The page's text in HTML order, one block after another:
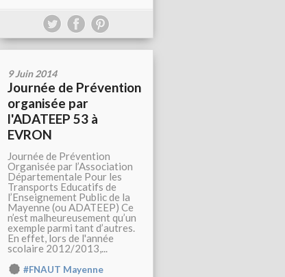
9 Juin 2014
Journée de Prévention
organisée par
l'ADATEEP 53 à
EVRON
Journée de Prévention
Organisée par l’Association
Départementale Pour les
Transports Educatifs de
l’Enseignement Public de la
Mayenne (ou ADATEEP) Ce
n’est malheureusement qu’un
exemple parmi tant d’autres.
En effet, lors de l'année
scolaire 2012/2013,...
#FNAUT Mayenne